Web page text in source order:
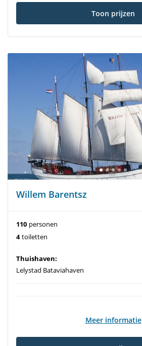
Toon prijzen
Willem Barentsz
110 personen
4 toiletten
Thuishaven:
Lelystad Bataviahaven
Meer informatie